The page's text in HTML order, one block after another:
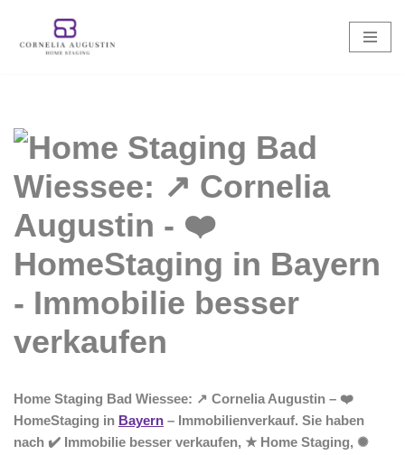
Zum
Home Staging Bad Wiessee: ↗️ Cornelia Augustin – ❤️
HomeStaging in Bayern – Immobilienverkauf. Sie haben
nach ✔️ Immobilie besser verkaufen, ★ Home Staging, ✺